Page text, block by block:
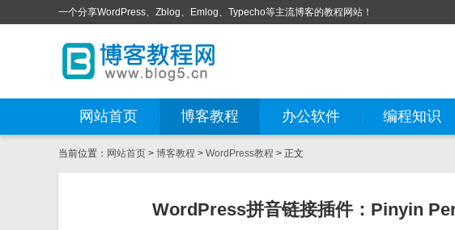
一个分享WordPress、Zblog、Emlog、Typecho等主流博客的教程网站！
网站首页 博客教程 办公软件 编程知识
当前位置： 网站首页 > 博客教程 > WordPress教程 > 正文
WordPress拼音链接插件：Pinyin